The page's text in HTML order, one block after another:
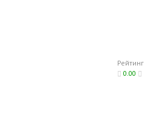
Рейтинг
0.00